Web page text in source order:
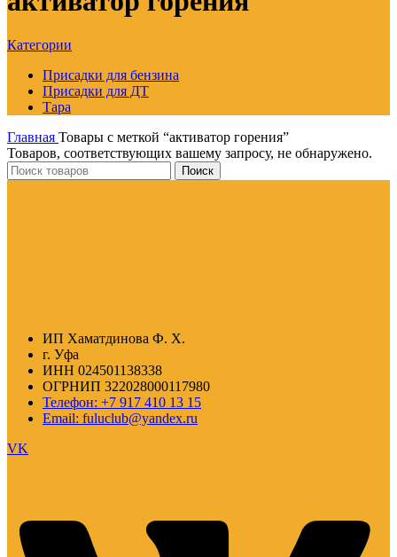
Категории
Присадки для бензина
Присадки для ДТ
Тара
Главная Товары с меткой “активатор горения”
Товаров, соответствующих вашему запросу, не обнаружено.
Поиск
ИП Хаматдинова Ф. Х.
г. Уфа
ИНН 024501138338
ОГРНИП 322028000117980
Телефон: +7 917 410 13 15
Email: fuluclub@yandex.ru
VK